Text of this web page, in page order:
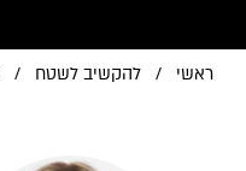
ראשי / להקשיב לשטח /